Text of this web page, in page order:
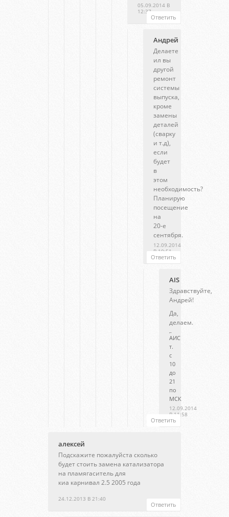
05.09.2014 В
12:37
Ответить
Aндрей
12.09.2014
В 10:51
Делаете
ил вы
другой
ремонт
системы
выпуска,
кроме
замены
деталей
(сварку
и т.д),
если
будет
в
этом
необходимость?
Планирую
посещение
на
20-е
сентября.
Ответить
AIS
12.09.2014
В 11:58
Здравствуйте,
Андрей!
Да,
делаем.
АИС
т.
с
10
до
21
по
МСК
Ответить
алексей
24.12.2013 В 21:40
Подскажите пожалуйста сколько
будет стоить замена катализатора
на пламягаситель для
киа карнивал 2.5 2005 года
Ответить